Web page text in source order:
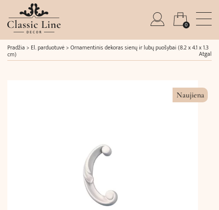
0
Pradžia > El. parduotuvė> Ornamentinis dekoras sienų ir lubų puošybai (8.2 x 4.1 x 1.3
cm) Atgal
Naujiena